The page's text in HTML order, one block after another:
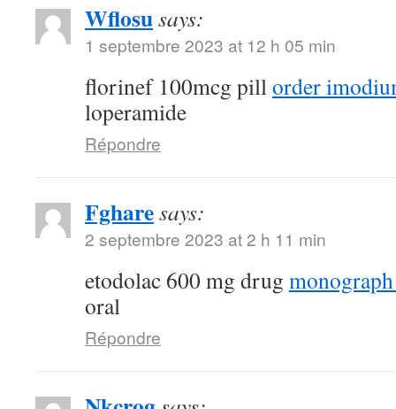
Wflosusays:
1 septembre 2023 at 12 h 05 min
florinef 100mcg pillorder
loperamide
Répondre
Fgharesays:
2 septembre 2023 at 2 h 11 min
etodolac 600 mg drug
oral
Répondre